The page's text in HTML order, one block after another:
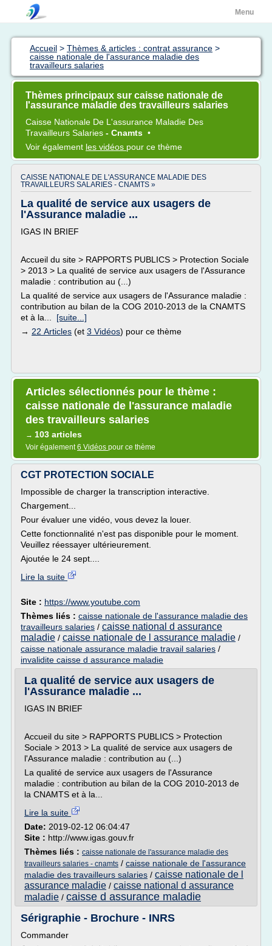
Menu
Accueil > Thèmes & articles : contrat assurance >
caisse nationale de l'assurance maladie des
travailleurs salaries
Thèmes principaux sur caisse nationale de
l'assurance maladie des travailleurs salaries
Caisse Nationale De L'assurance Maladie Des
Travailleurs Salaries - Cnamts •
Voir également les vidéos pour ce thème
CAISSE NATIONALE DE L'ASSURANCE MALADIE DES
TRAVAILLEURS SALARIES - CNAMTS »
La qualité de service aux usagers de
l'Assurance maladie ...
IGAS IN BRIEF
Accueil du site > RAPPORTS PUBLICS > Protection Sociale
> 2013 > La qualité de service aux usagers de l'Assurance
maladie : contribution au (...)
La qualité de service aux usagers de l'Assurance maladie :
contribution au bilan de la COG 2010-2013 de la CNAMTS
et à la... [suite...]
→ 22 Articles (et 3 Vidéos) pour ce thème
Articles sélectionnés pour le thème :
caisse nationale de l'assurance maladie
des travailleurs salaries
→ 103 articles
Voir également6 Vidéos pour ce thème
CGT PROTECTION SOCIALE
Impossible de charger la transcription interactive.
Chargement...
Pour évaluer une vidéo, vous devez la louer.
Cette fonctionnalité n'est pas disponible pour le moment.
Veuillez réessayer ultérieurement.
Ajoutée le 24 sept....
Lire la suite
Site : https://www.youtube.com
Thèmes liés : caisse nationale de l'assurance maladie des
travailleurs salaries / caisse national d assurance
maladie / caisse nationale de l assurance maladie /
caisse nationale assurance maladie travail salaries /
invalidite caisse d assurance maladie
La qualité de service aux usagers de
l'Assurance maladie ...
IGAS IN BRIEF
Accueil du site > RAPPORTS PUBLICS > Protection
Sociale > 2013 > La qualité de service aux usagers de
l'Assurance maladie : contribution au (...)
La qualité de service aux usagers de l'Assurance
maladie : contribution au bilan de la COG 2010-2013 de
la CNAMTS et à la...
Lire la suite
Date: 2019-02-12 06:04:47
Site : http://www.igas.gouv.fr
Thèmes liés : caisse nationale de l'assurance maladie des
travailleurs salaries - cnamts / caisse nationale de l'assurance
maladie des travailleurs salaries / caisse nationale de l
assurance maladie / caisse national d assurance
maladie / caisse d assurance maladie
Sérigraphie - Brochure - INRS
Commander